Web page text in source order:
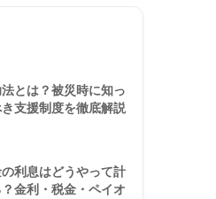
とは？被災時に知っ
支援制度を徹底解説
利息はどうやって計
金利・税金・ペイオ